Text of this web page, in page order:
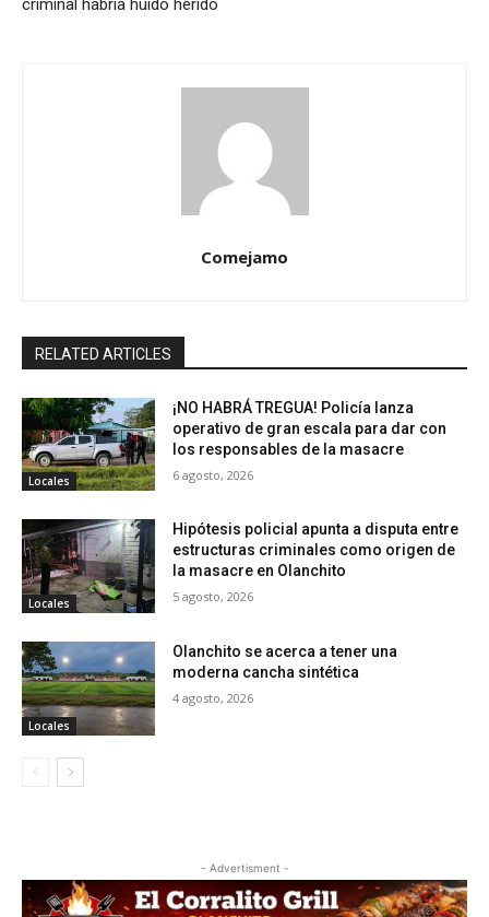
criminal habría huido herido
Comejamo
RELATED ARTICLES
Locales
¡NO HABRÁ TREGUA! Policía lanza
operativo de gran escala para dar con
los responsables de la masacre
6 agosto, 2026
Locales
Hipótesis policial apunta a disputa entre
estructuras criminales como origen de
la masacre en Olanchito
5 agosto, 2026
Locales
Olanchito se acerca a tener una
moderna cancha sintética
4 agosto, 2026
- Advertisment -